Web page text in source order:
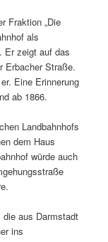
Fraktion „Die
als
Er zeigt auf das
Erbacher Straße.
Eine Erinnerung
ab 1866.
Landbahnhofs
dem Haus
würde auch
die aus Darmstadt
ins